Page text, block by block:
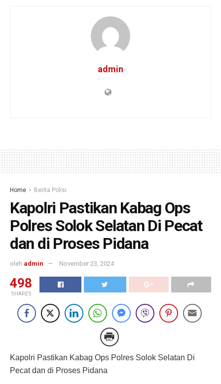
admin
Home Berita Polisi
Kapolri Pastikan Kabag Ops
Polres Solok Selatan Di Pecat
dan di Proses Pidana
oleh admin November 23, 2024
498
SHARES
Kapolri Pastikan Kabag Ops Polres Solok Selatan Di
Pecat dan di Proses Pidana